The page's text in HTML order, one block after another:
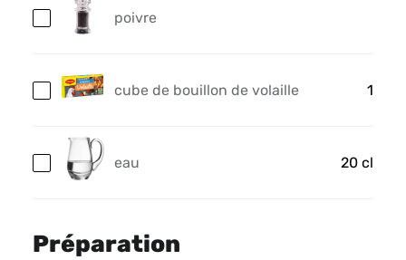
poivre
cube de bouillon de volaille 1
eau 20 cl
Préparation